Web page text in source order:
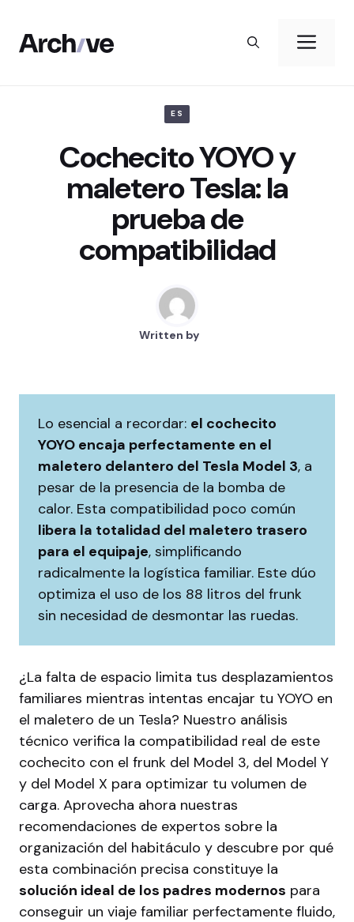
contenu
ES
Cochecito YOYO y
maletero Tesla: la
prueba de
compatibilidad
Written by
Lo esencial a recordar: el cochecito
YOYO encaja perfectamente en el
maletero delantero del Tesla Model 3, a
pesar de la presencia de la bomba de
calor. Esta compatibilidad poco común
libera la totalidad del maletero trasero
para el equipaje, simplificando
radicalmente la logística familiar. Este dúo
optimiza el uso de los 88 litros del frunk
sin necesidad de desmontar las ruedas.
¿La falta de espacio limita tus desplazamientos
familiares mientras intentas encajar tu YOYO en
el maletero de un Tesla? Nuestro análisis
técnico verifica la compatibilidad real de este
cochecito con el frunk del Model 3, del Model Y
y del Model X para optimizar tu volumen de
carga. Aprovecha ahora nuestras
recomendaciones de expertos sobre la
organización del habitáculo y descubre por qué
esta combinación precisa constituye la
solución ideal de los padres modernos para
conseguir un viaje familiar perfectamente fluido,